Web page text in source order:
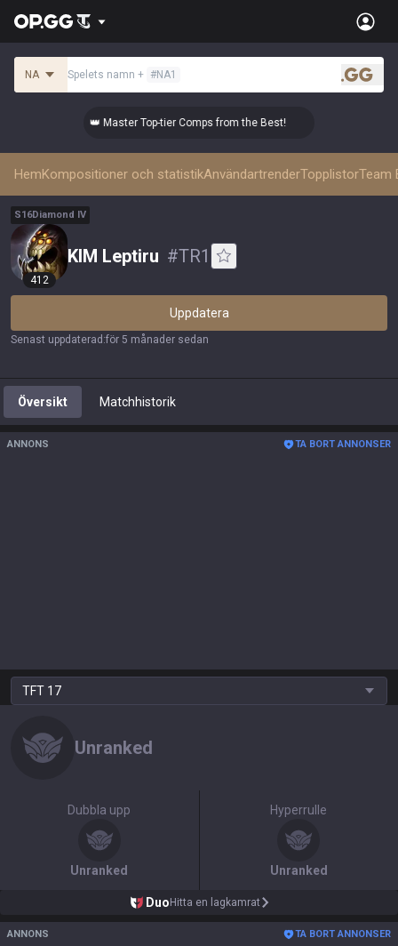
NA Spelets namn + #NA1
.gg
👑 Master Top-tier Comps from the Best!
HemKompositioner och statistikAnvändartrenderTopplistorTeam
S16Diamond IV
412
KIM Leptiru #TR1
Uppdatera
Senast uppdaterad :för 5 månader sedan
Översikt Matchhistorik
ANNONS TA BORT ANNONSER
TFT 17
Unranked
Dubbla upp
Unranked
Hyperrulle
Unranked
Duo Hitta en lagkamrat
ANNONS TA BORT ANNONSER